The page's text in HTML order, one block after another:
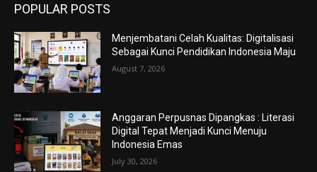
POPULAR POSTS
Menjembatani Celah Kualitas: Digitalisasi
Sebagai Kunci Pendidikan Indonesia Maju
August 7, 2026
Anggaran Perpusnas Dipangkas : Literasi
Digital Tepat Menjadi Kunci Menuju
Indonesia Emas
July 30, 2026